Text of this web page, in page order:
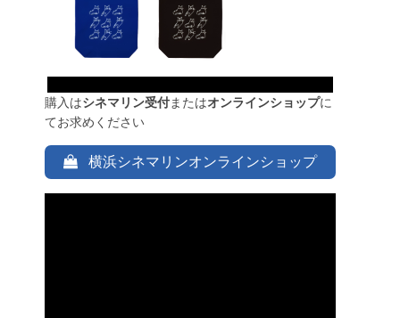
購入はシネマリン受付またはオンラインショップに
てお求めください
横浜シネマリンオンラインショップ